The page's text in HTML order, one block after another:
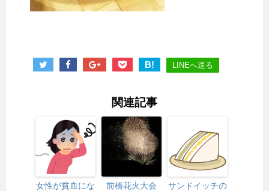
B! LINEへ送る
関連記事
女性が貧血にな
前橋花火大会
サンドイッチの